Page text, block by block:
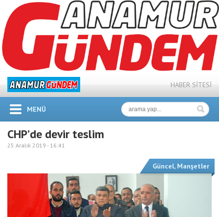
HABER SİTESİ
MENÜ
CHP’de devir teslim
25 Aralık 2019 - 16:41
Güncel, Manşetler